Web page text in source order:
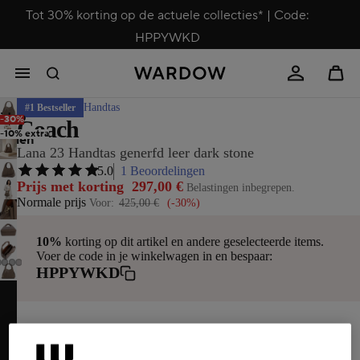
Tot 30% korting op de actuele collecties* | Code:
HPPYWKD
-30%
-10% extra
Video
afspelen
#1 Bestseller Handtas
Coach
Lana 23 Handtas generfd leer dark stone
5.0 1 Beoordelingen
Prijs met korting 297,00 € Belastingen inbegrepen.
Normale prijs Voor: 425,00 € (-30%)
10% korting op dit artikel en andere geselecteerde items.
Voer de code in je winkelwagen in en bespaar:
HPPYWKD